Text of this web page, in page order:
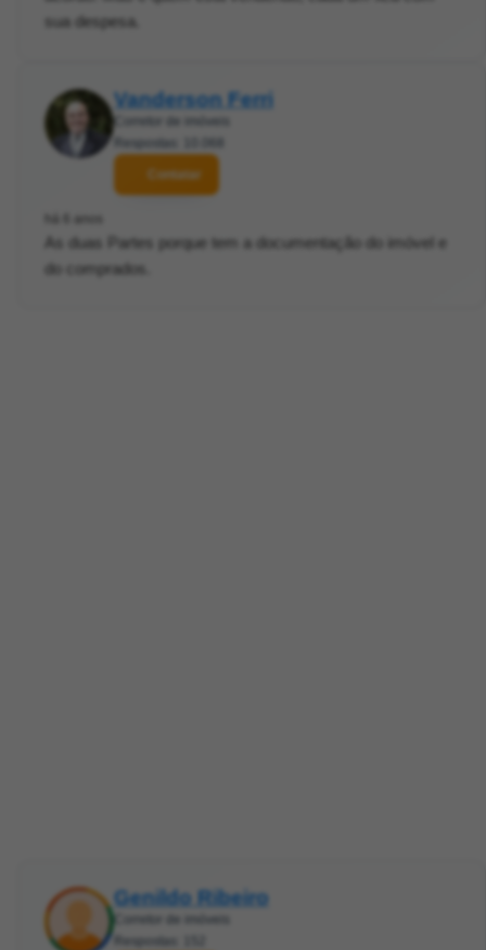
sua despesa.
Vanderson Ferri
Corretor de imóveis
Respostas: 10.068
Contatar
há 6 anos
As duas Partes porque tem a documentação do imóvel e
do comprados.
Genildo Ribeiro
Corretor de imóveis
Respostas: 152